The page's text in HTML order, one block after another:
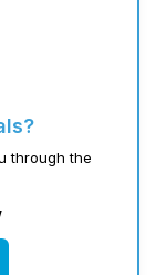
through the